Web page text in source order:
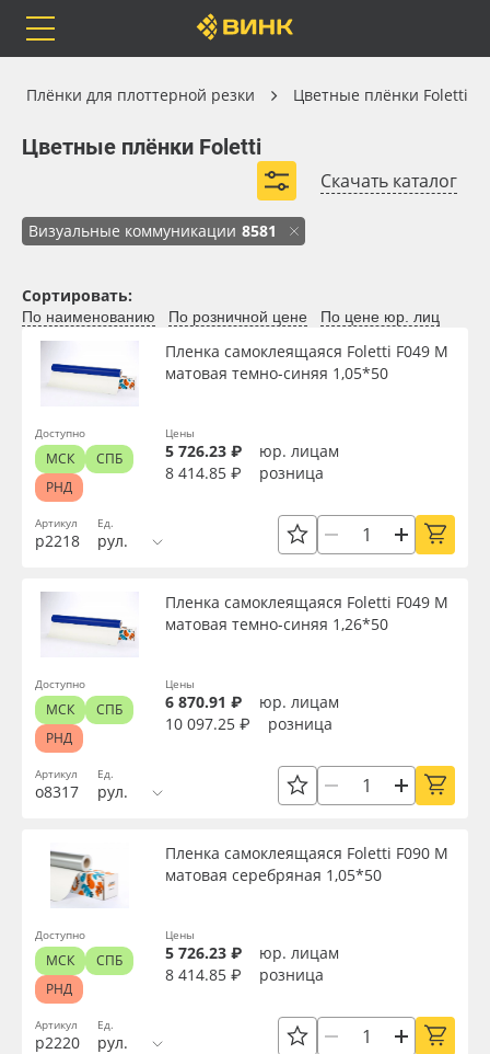
Каталог
Бренды
Доставка
Оплата
Сервис
Компания
Блог
Поставщикам
8 800 550 7888
Москва
Весь каталог
Самоклеящиеся плёнки
Листовые материалы
Чернила
Клей, скотчи и крепёж
Мобильные конструкции и POS-материалы
Профильные системы
Светотехника
Инженерные пластики
Упаковочные материалы
Оборудование и инструмент
Новинки ассортимента
Плёнки для плоттерной резки Цветные плёнки Foletti
Цветные плёнки Foletti
Скачать каталог
Визуальные коммуникации 8581
Плёнки для плоттерной резки
Цветные плёнки Foletti
Вид
Ширина, м
Длина рулона, м
Клей
Текстура
Срок эксплуатации, лет
Страна происхождения
Сортировать:
По наименованию По розничной цене По цене юр. лиц
Артикул
р2218
Пленка самоклеящаяся Foletti F049 M
матовая темно-синяя 1,05*50
Ед.
рул.
Цены
5 726.23 ₽
юр. лицам
8 414.85 ₽
розница
Доступно
МСК
СПБ
РНД
Артикул
о8317
Пленка самоклеящаяся Foletti F049 M
матовая темно-синяя 1,26*50
Ед.
рул.
Цены
6 870.91 ₽
юр. лицам
10 097.25 ₽
розница
Доступно
МСК
СПБ
РНД
Артикул
р2220
Пленка самоклеящаяся Foletti F090 M
матовая серебряная 1,05*50
Ед.
рул.
Цены
5 726.23 ₽
юр. лицам
8 414.85 ₽
розница
Доступно
МСК
СПБ
РНД